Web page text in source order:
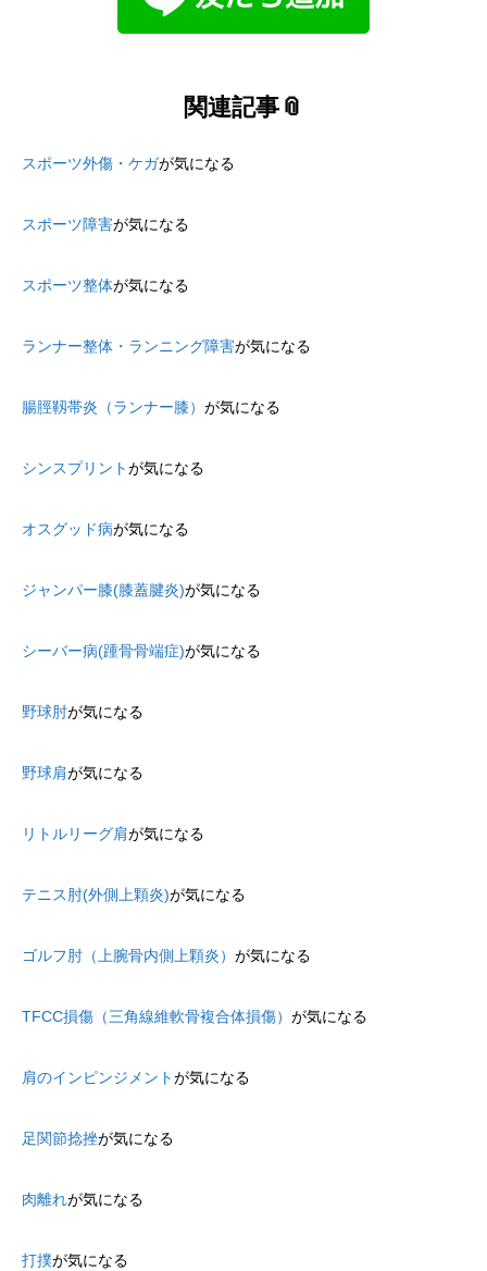
関連記事📎
スポーツ外傷・ケガが気になる
スポーツ障害が気になる
スポーツ整体が気になる
ランナー整体・ランニング障害が気になる
腸脛靱帯炎（ランナー膝） が気になる
シンスプリントが気になる
オスグッド病が気になる
ジャンパー膝(膝蓋腱炎)が気になる
シーバー病(踵骨骨端症)が気になる
野球肘が気になる
野球肩が気になる
リトルリーグ肩が気になる
テニス肘(外側上顆炎)が気になる
ゴルフ肘（上腕骨内側上顆炎） が気になる
TFCC損傷（三角線維軟骨複合体損傷） が気になる
肩のインピンジメントが気になる
足関節捻挫が気になる
肉離れが気になる
打撲が気になる